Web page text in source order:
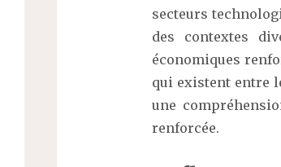
secteurs
des contextes
économiques
qui existent entre
une
renforcée.